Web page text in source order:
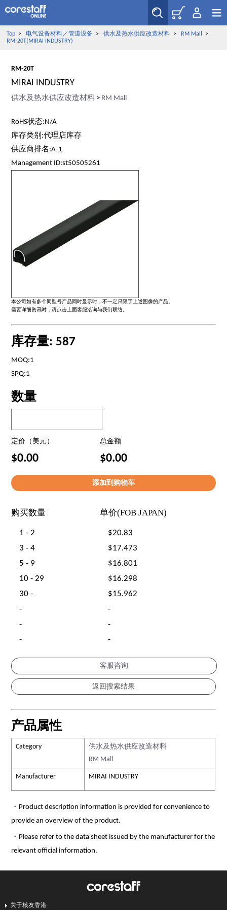
Top> 电气设备材料／管道设备> 供水及热水供应改造材料> RM Mall
>
RM-20T(MIRAI INDUSTRY)
RM-20T
MIRAI INDUSTRY
供水及热水供应改造材料 > RM Mall
RoHS状态:N/A
库存类别:代理店库存
供应商排名:A-1
Management ID:st50505261
本公司如有多个同型号产品同时显示时，不一定只限于上述图像的产品。
需要详细资讯时，请点击上面客服洽询与我们联络。
库存量: 587
MOQ:1
SPQ:1
数量
定价（美元） 总金额
$0.00 $0.00
购买数量 单价(FOB JAPAN)
1 - 2
$20.83
3 - 4
$17.473
5 - 9
$16.801
10 - 29
$16.298
30 -
$15.962
-
-
-
-
-
-
客服咨询
产品属性
Category
供水及热水供应改造材料
RM Mall
Manufacturer MIRAI INDUSTRY
・Product description information is provided for convenience to
provide an overview of the product.
・Please refer to the data sheet issued by the manufacturer for the
relevant official information.
关于核友香港